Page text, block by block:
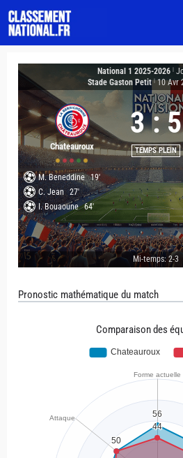
National 1 2025-2026
Stade Gaston Petit | 10 Avr
Chateauroux
3 : 5
TEMPS PLEIN
M. Beneddine 19'
C. Jean
27'
I. Bouaoune 64'
Mi-temps: 2-3
Pronostic mathématique du match
Comparaison des